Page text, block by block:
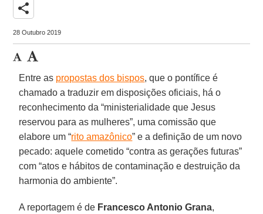
share
28 Outubro 2019
Entre as propostas dos bispos, que o pontífice é
chamado a traduzir em disposições oficiais, há o
reconhecimento da “ministerialidade que Jesus
reservou para as mulheres”, uma comissão que
elabore um “rito amazônico” e a definição de um novo
pecado: aquele cometido “contra as gerações futuras”
com “atos e hábitos de contaminação e destruição da
harmonia do ambiente”.
A reportagem é de Francesco Antonio Grana,